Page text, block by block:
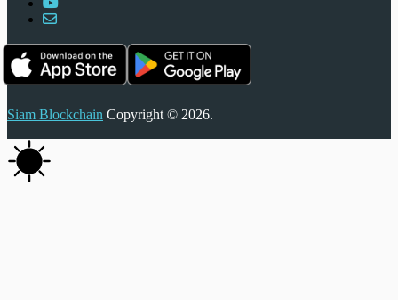
Siam Blockchain Copyright © 2026.